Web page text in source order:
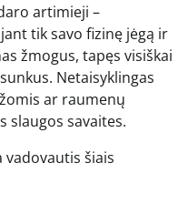
artimieji –
tik savo fizinę jėgą ir
žmogus, tapęs visiškai
Netaisyklingas
ar raumenų
slaugos savaites.
šiais